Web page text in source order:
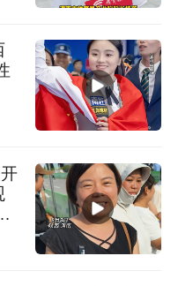
遗资源。靖边地处
，统万城、龙洲丹
辉映，靖边跑驴、
艺源远流长，风干
色美食享誉一方。